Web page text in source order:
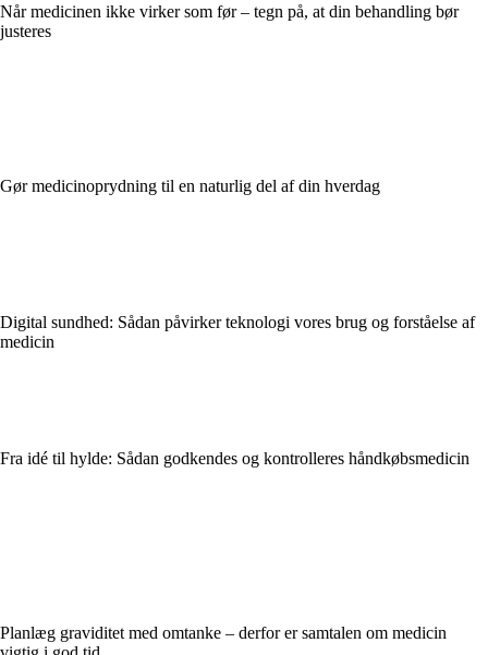
Når medicinen ikke virker som før – tegn på, at din behandling bør
justeres
Gør medicinoprydning til en naturlig del af din hverdag
Digital sundhed: Sådan påvirker teknologi vores brug og forståelse af
medicin
Fra idé til hylde: Sådan godkendes og kontrolleres håndkøbsmedicin
Planlæg graviditet med omtanke – derfor er samtalen om medicin